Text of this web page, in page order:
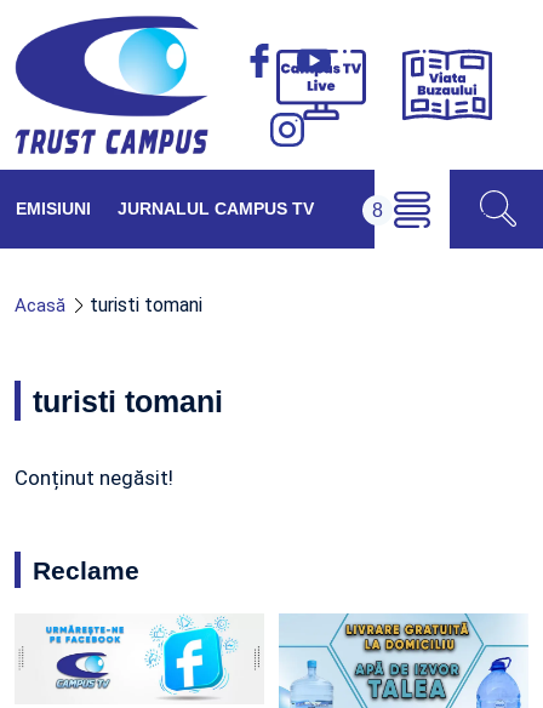
Campus
Viața
EMISIUNI JURNALUL CAMPUS TV
Acasă turisti tomani
turisti tomani
Conținut negăsit!
Reclame